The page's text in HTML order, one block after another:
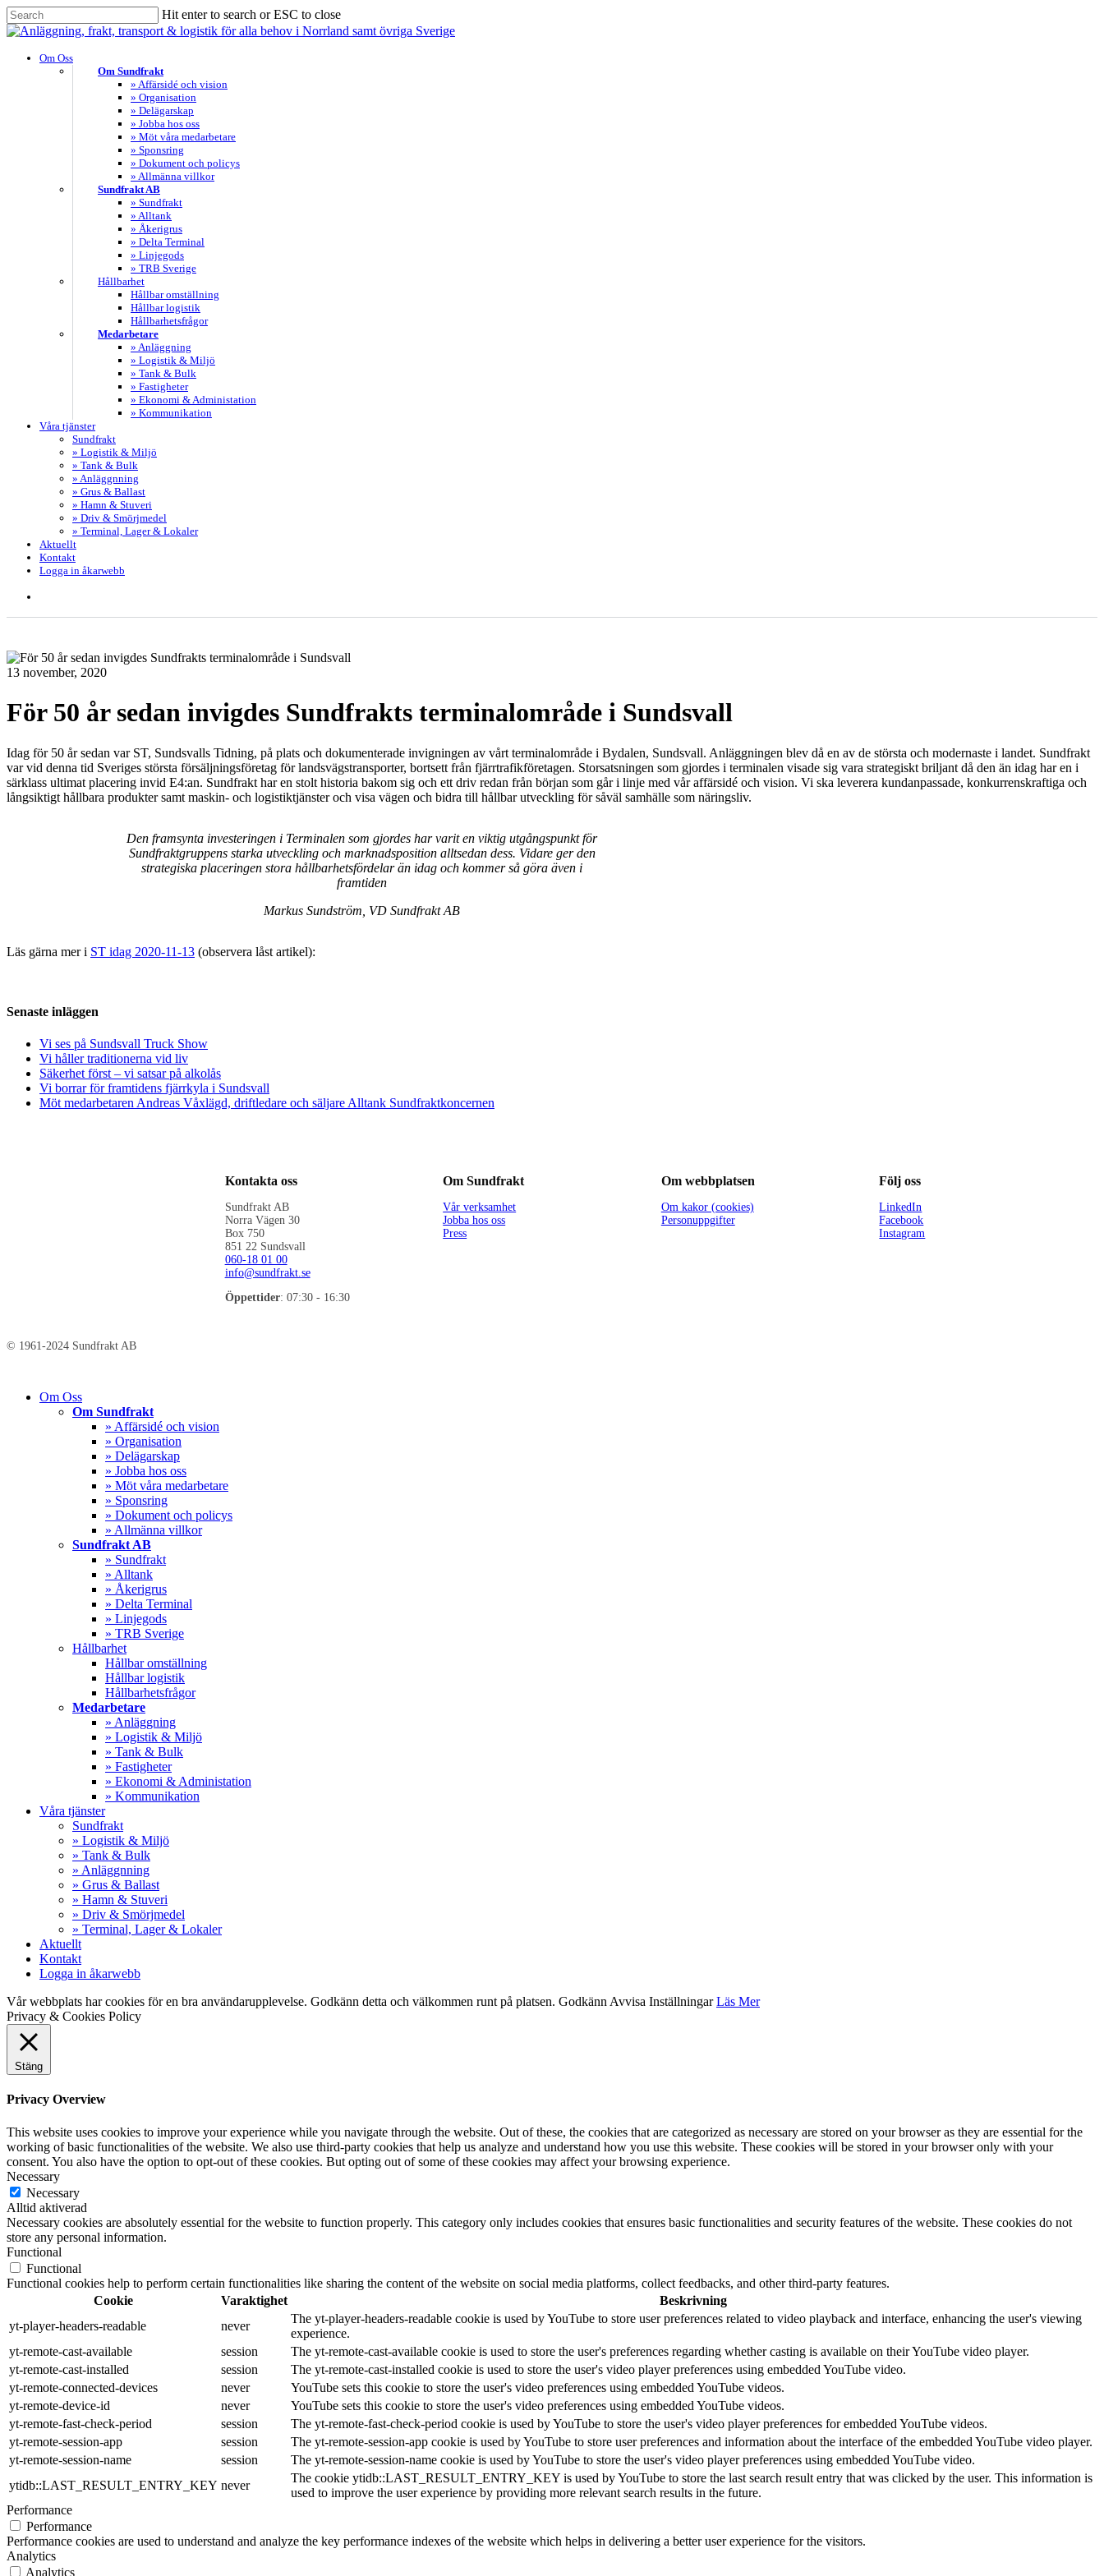
Skip
to
content
Hit enter to search or ESC to close
Close
search
Menu
Om Oss
Om Sundfrakt
» Affärsidé och vision
» Organisation
» Delägarskap
» Jobba hos oss
» Möt våra medarbetare
» Sponsring
» Dokument och policys
» Allmänna villkor
Sundfrakt AB
» Sundfrakt
» Alltank
» Åkerigrus
» Delta Terminal
» Linjegods
» TRB Sverige
Hållbarhet
Hållbar omställning
Hållbar logistik
Hållbarhetsfrågor
Medarbetare
» Anläggning
» Logistik & Miljö
» Tank & Bulk
» Fastigheter
» Ekonomi & Administation
» Kommunikation
Våra tjänster
Sundfrakt
» Logistik & Miljö
» Tank & Bulk
» Anläggnning
» Grus & Ballast
» Hamn & Stuveri
» Driv & Smörjmedel
» Terminal, Lager & Lokaler
Aktuellt
Kontakt
Logga in åkarwebb
13 november, 2020
För 50 år sedan invigdes Sundfrakts terminalområde i Sundsvall
Idag för 50 år sedan var ST, Sundsvalls Tidning, på plats och dokumenterade invigningen av vårt terminalområde i Bydalen, Sundsvall. Anläggningen blev då en av de största och modernaste i landet. Sundfrakt
var vid denna tid Sveriges största försäljningsföretag för landsvägstransporter, bortsett från fjärrtrafikföretagen. Storsatsningen som gjordes i terminalen visade sig vara strategiskt briljant då den än idag har en i
särklass ultimat placering invid E4:an. Sundfrakt har en stolt historia bakom sig och ett driv redan från början som går i linje med vår affärsidé och vision. Vi ska leverera kundanpassade, konkurrenskraftiga och
långsiktigt hållbara produkter samt maskin- och logistiktjänster och visa vägen och bidra till hållbar utveckling för såväl samhälle som näringsliv.
Den framsynta investeringen i Terminalen som gjordes har varit en viktig utgångspunkt för
Sundfraktgruppens starka utveckling och marknadsposition alltsedan dess. Vidare ger den
strategiska placeringen stora hållbarhetsfördelar än idag och kommer så göra även i
framtiden
Markus Sundström, VD Sundfrakt AB
Läs gärna mer i ST idag 2020-11-13 (observera låst artikel):
Senaste inläggen
Vi ses på Sundsvall Truck Show
Vi håller traditionerna vid liv
Säkerhet först – vi satsar på alkolås
Vi borrar för framtidens fjärrkyla i Sundsvall
Möt medarbetaren Andreas Våxlägd, driftledare och säljare Alltank Sundfraktkoncernen
Kontakta oss
Sundfrakt AB
Norra Vägen 30
Box 750
851 22 Sundsvall
060-18 01 00
info@sundfrakt.se
Öppettider: 07:30 - 16:30
Om Sundfrakt
Vår verksamhet
Jobba hos oss
Press
Om webbplatsen
Om kakor (cookies)
Personuppgifter
Följ oss
LinkedIn
Facebook
Instagram
© 1961-2024 Sundfrakt AB
Close
Om Oss
Om Sundfrakt
» Affärsidé och vision
» Organisation
» Delägarskap
» Jobba hos oss
» Möt våra medarbetare
» Sponsring
» Dokument och policys
» Allmänna villkor
Sundfrakt AB
» Sundfrakt
» Alltank
» Åkerigrus
» Delta Terminal
» Linjegods
» TRB Sverige
Hållbarhet
Hållbar omställning
Hållbar logistik
Hållbarhetsfrågor
Medarbetare
» Anläggning
» Logistik & Miljö
» Tank & Bulk
» Fastigheter
» Ekonomi & Administation
» Kommunikation
Våra tjänster
Sundfrakt
» Logistik & Miljö
» Tank & Bulk
» Anläggnning
» Grus & Ballast
» Hamn & Stuveri
» Driv & Smörjmedel
» Terminal, Lager & Lokaler
Aktuellt
Kontakt
Logga in åkarwebb
Vår webbplats har cookies för en bra användarupplevelse. Godkänn detta och välkommen runt på platsen. Godkänn Avvisa Inställningar Läs Mer
Privacy & Cookies Policy
Stäng
Privacy Overview
This website uses cookies to improve your experience while you navigate through the website. Out of these, the cookies that are categorized as necessary are stored on your browser as they are essential for the
working of basic functionalities of the website. We also use third-party cookies that help us analyze and understand how you use this website. These cookies will be stored in your browser only with your
consent. You also have the option to opt-out of these cookies. But opting out of some of these cookies may affect your browsing experience.
Necessary
Necessary
Alltid aktiverad
Necessary cookies are absolutely essential for the website to function properly. This category only includes cookies that ensures basic functionalities and security features of the website. These cookies do not
store any personal information.
Functional
Functional
Functional cookies help to perform certain functionalities like sharing the content of the website on social media platforms, collect feedbacks, and other third-party features.
Cookie
Varaktighet
Beskrivning
yt-player-headers-readable
never
The yt-player-headers-readable cookie is used by YouTube to store user preferences related to video playback and interface, enhancing the user's viewing
experience.
yt-remote-cast-available
session
The yt-remote-cast-available cookie is used to store the user's preferences regarding whether casting is available on their YouTube video player.
yt-remote-cast-installed
session
The yt-remote-cast-installed cookie is used to store the user's video player preferences using embedded YouTube video.
yt-remote-connected-devices
never
YouTube sets this cookie to store the user's video preferences using embedded YouTube videos.
yt-remote-device-id
never
YouTube sets this cookie to store the user's video preferences using embedded YouTube videos.
yt-remote-fast-check-period
session
The yt-remote-fast-check-period cookie is used by YouTube to store the user's video player preferences for embedded YouTube videos.
yt-remote-session-app
session
The yt-remote-session-app cookie is used by YouTube to store user preferences and information about the interface of the embedded YouTube video player.
yt-remote-session-name
session
The yt-remote-session-name cookie is used by YouTube to store the user's video player preferences using embedded YouTube video.
ytidb::LAST_RESULT_ENTRY_KEY never
The cookie ytidb::LAST_RESULT_ENTRY_KEY is used by YouTube to store the last search result entry that was clicked by the user. This information is
used to improve the user experience by providing more relevant search results in the future.
Performance
Performance
Performance cookies are used to understand and analyze the key performance indexes of the website which helps in delivering a better user experience for the visitors.
Analytics
Analytics